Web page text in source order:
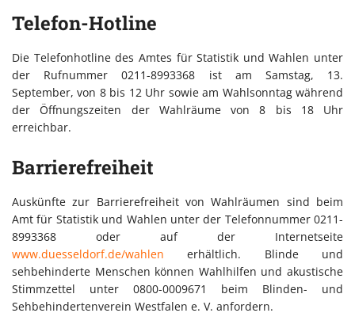
Telefon-Hotline
Die Telefonhotline des Amtes für Statistik und Wahlen unter
der Rufnummer 0211-8993368 ist am Samstag, 13.
September, von 8 bis 12 Uhr sowie am Wahlsonntag während
der Öffnungszeiten der Wahlräume von 8 bis 18 Uhr
erreichbar.
Barrierefreiheit
Auskünfte zur Barrierefreiheit von Wahlräumen sind beim
Amt für Statistik und Wahlen unter der Telefonnummer 0211-
8993368 oder auf der Internetseite
www.duesseldorf.de/wahlen erhältlich. Blinde und
sehbehinderte Menschen können Wahlhilfen und akustische
Stimmzettel unter 0800-0009671 beim Blinden- und
Sehbehindertenverein Westfalen e. V. anfordern.